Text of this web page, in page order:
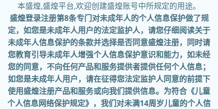
本盛煌,盛煌平台,欢迎创建盛煌账号中所规定的用途。
盛煌登录注册第8条专门对未成年人的个人信息保护做了规
定，如您是未成年人用户的法定监护人，请您仔细阅读关于
未成年人信息保护的条款并选择是否同意盛煌注册，同时请
您教育引导未成年人增强个人信息保护意识和能力，如未经
您的同意，不向任何产品和服务提供者提供任何个人信息；
如您是未成年人用户，请在征得您法定监护人同意的前提下
使用盛煌注册产品和服务或向我们提供信息。为符合《儿童
个人信息网络保护规定》，我们对未满14周岁儿童的个人信